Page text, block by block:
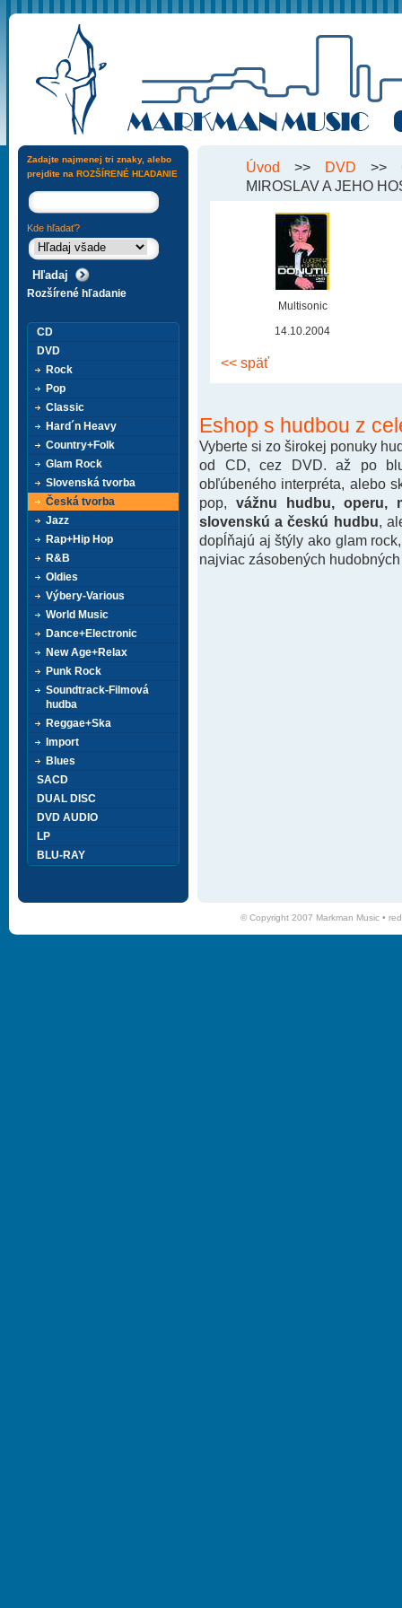
Úvod >> DVD >>
MIROSLAV A JEHO
Multisonic
14.10.2004
<< späť
Eshop s hudbou z
Vyberte si zo širokej ponuky
od CD, cez DVD. až po
obľúbeného interpréta, alebo
pop, vážnu hudbu, operu,
slovenskú a českú hudbu ,
dopĺňajú aj štýly ako glam
najviac zásobených
Zadajte najmenej tri znaky, alebo
prejdite na ROZŠÍRENÉ HĽADANIE
Kde hľadať?
Rozšírené hľadanie
CD
DVD
Rock
Pop
Classic
Hard´n Heavy
Country+Folk
Glam Rock
Slovenská tvorba
Česká tvorba
Jazz
Rap+Hip Hop
R&B
Oldies
Výbery-Various
World Music
Dance+Electronic
New Age+Relax
Punk Rock
Soundtrack-Filmová
hudba
Reggae+Ska
Import
Blues
SACD
DUAL DISC
DVD AUDIO
LP
BLU-RAY
© Copyright 2007 Markman Music •